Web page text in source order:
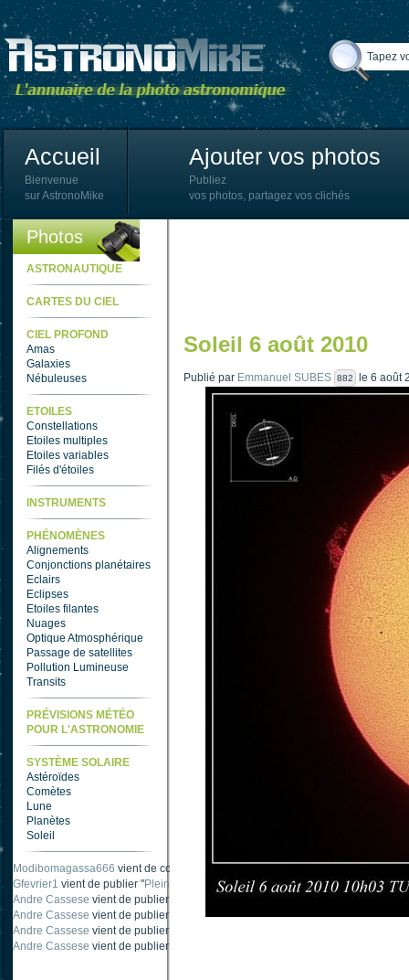
Accueil
Bienvenue
sur AstronoMike
Ajouter vos photos
Publiez
vos photos, partagez vos clichés
Photos
ASTRONAUTIQUE
CARTES DU CIEL
CIEL PROFOND
Amas
Galaxies
Nébuleuses
ETOILES
Constellations
Etoiles multiples
Etoiles variables
Filés d'étoiles
INSTRUMENTS
PHÉNOMÈNES
Alignements
Conjonctions planétaires
Eclairs
Eclipses
Etoiles filantes
Nuages
Optique Atmosphérique
Passage de satellites
Pollution Lumineuse
Transits
PRÉVISIONS MÉTÉO
POUR L'ASTRONOMIE
SYSTÈME SOLAIRE
Astéroïdes
Comètes
Lune
Planètes
Soleil
Modibomagassa666 vient de commenter "
Gfevrier1 vient de publier "Pleine Lune - 9 Aout 205".
Andre Cassese vient de publier "
Andre Cassese vient de publier "
Tache solaire 21 juin 2021 lunette halpha 120
Andre Cassese vient de publier "
Andre Cassese vient de publier "
Soleil 6 août 2010
Publié par Emmanuel SUBES 882 le 6 août